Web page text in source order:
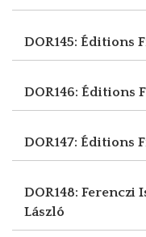
DOR145: Éditions
DOR146: Éditions
DOR147: Éditions
DOR148: Ferenczi
László